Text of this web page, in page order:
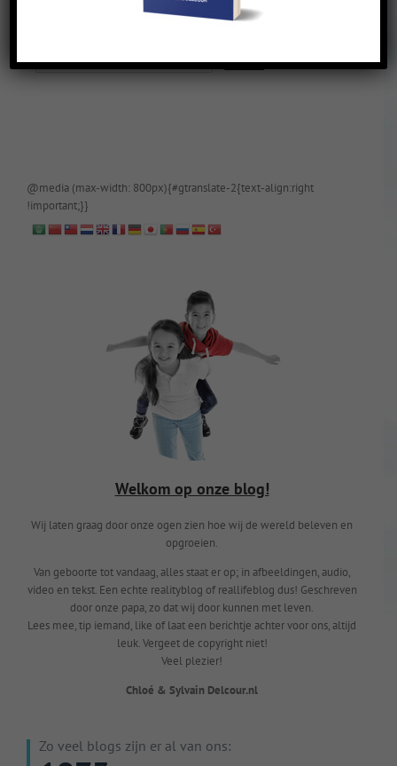
@media (max-width: 800px){#gtranslate-2{text-align:right
!important;}}
Welkom op onze blog!
Wij laten graag door onze ogen zien hoe wij de wereld beleven en
opgroeien.
Van geboorte tot vandaag, alles staat er op; in afbeeldingen, audio,
video en tekst. Een echte realityblog of reallifeblog dus! Geschreven
door onze papa, zo dat wij door kunnen met leven.
Lees mee, tip iemand, like of laat een berichtje achter voor ons, altijd
leuk. Vergeet de copyright niet!
Veel plezier!
Chloé & Sylvain Delcour.nl
Zo veel blogs zijn er al van ons: